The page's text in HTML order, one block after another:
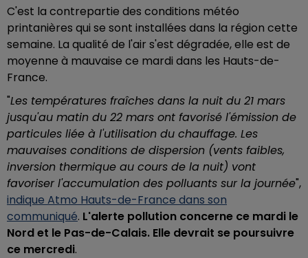
C'est la contrepartie des conditions météo
printanières qui se sont installées dans la région cette
semaine. La qualité de l'air s'est dégradée, elle est de
moyenne à mauvaise ce mardi dans les Hauts-de-
France.
"Les températures fraîches dans la nuit du 21 mars
jusqu'au matin du 22 mars ont favorisé l'émission de
particules liée à l'utilisation du chauffage. Les
mauvaises conditions de dispersion (vents faibles,
inversion thermique au cours de la nuit) vont
favoriser l'accumulation des polluants sur la journée",
indique Atmo Hauts-de-France dans son
communiqué. L'alerte pollution concerne ce mardi le
Nord et le Pas-de-Calais. Elle devrait se poursuivre
ce mercredi.